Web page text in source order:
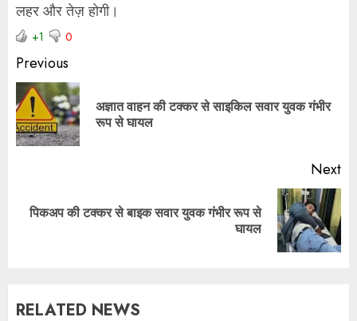
लहर और तेज़ होगी।
+1 0
Previous
अज्ञात वाहन की टक्कर से साइकिल सवार युवक गंभीर
रूप से घायल
Next
पिकअप की टक्कर से बाइक सवार युवक गंभीर रूप से
घायल
RELATED NEWS